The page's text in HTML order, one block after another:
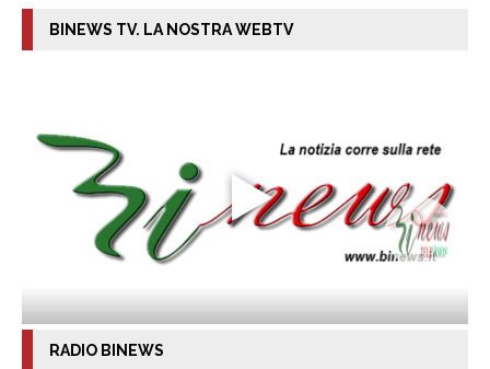
BINEWS TV. LA NOSTRA WEBTV
RADIO BINEWS